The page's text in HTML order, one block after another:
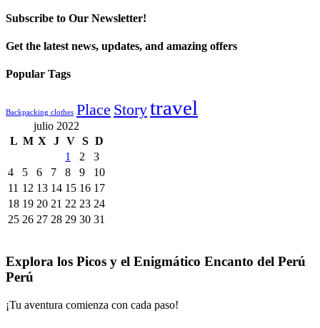
Subscribe to Our Newsletter!
Get the latest news, updates, and amazing offers
Popular Tags
Backpacking clothes Place Storytravel
julio 2022
L M X J V S D
1
2
3
4
5 6 7 8 9
10
11 12 13 14 15 16 17
18 19 20 21 22 23 24
25 26 27 28 29 30 31
Explora los Picos y el Enigmático Encanto del Perú
Perú
¡Tu aventura comienza con cada paso!